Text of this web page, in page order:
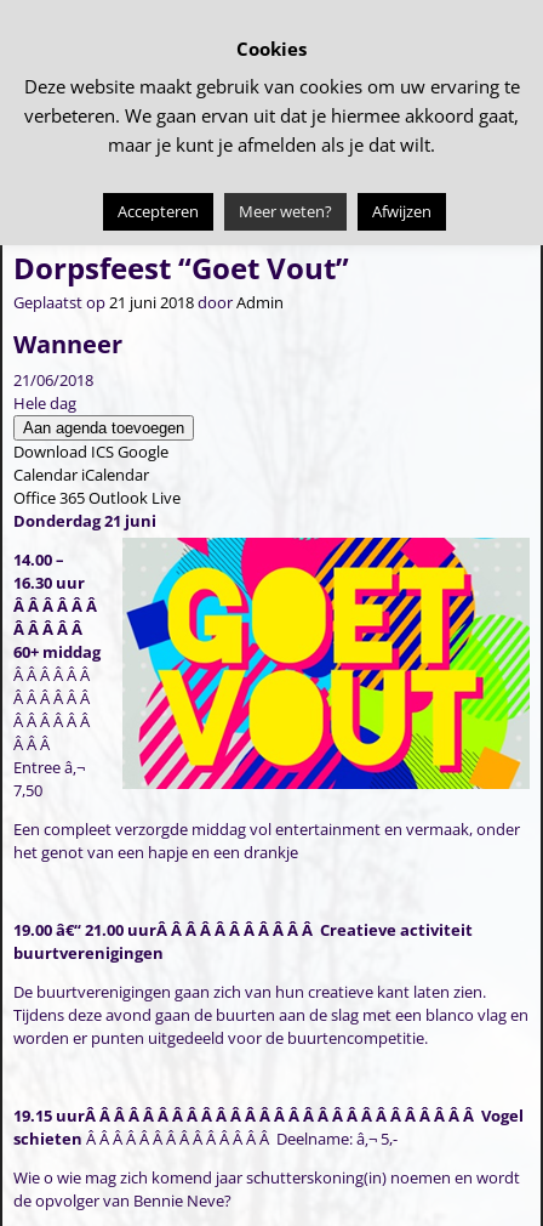
Bericht navigatie
Dorpsfeest “Goet Vout” Dorpsfeest “Goet Vout”
Dorpsfeest “Goet Vout”
Geplaatst op21 juni 2018doorAdmin
Wanneer
21/06/2018
Hele dag
Aan agenda toevoegen
Download ICSGoogle
Calendar iCalendar
Office 365Outlook Live
Donderdag 21 juni
14.00 –
16.30 uur
Â Â Â Â Â Â
Â Â Â Â Â
60+ middag
Â Â Â Â Â Â
Â Â Â Â Â Â
Â Â Â Â Â Â
Â Â Â
Entree â‚¬
7,50
Een compleet verzorgde middag vol entertainment en vermaak, onder
het genot van een hapje en een drankje
19.00 â€“ 21.00 uurÂ Â Â Â Â Â Â Â Â Â Â Creatieve activiteit
buurtverenigingen
De buurtverenigingen gaan zich van hun creatieve kant laten zien.
Tijdens deze avond gaan de buurten aan de slag met een blanco vlag en
worden er punten uitgedeeld voor de buurtencompetitie.
19.15 uurÂ Â Â Â Â Â Â Â Â Â Â Â Â Â Â Â Â Â Â Â Â Â Â Â Â Â Â Vogel
schieten Â Â Â Â Â Â Â Â Â Â Â Â Â Â Deelname: â‚¬ 5,-
Wie o wie mag zich komend jaar schutterskoning(in) noemen en wordt
de opvolger van Bennie Neve?
Cookies
Deze website maakt gebruik van cookies om uw ervaring te
verbeteren. We gaan ervan uit dat je hiermee akkoord gaat,
maar je kunt je afmelden als je dat wilt.
Accepteren Meer weten? Afwijzen